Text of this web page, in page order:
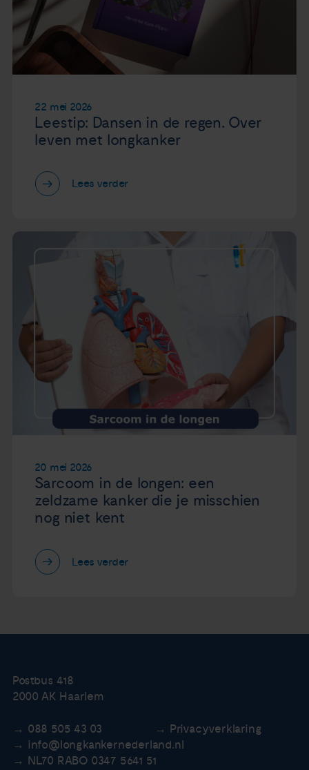
22 mei 2026
Leestip: Dansen in de regen. Over
leven met longkanker
Lees verder
20 mei 2026
Sarcoom in de longen: een
zeldzame kanker die je misschien
nog niet kent
Lees verder
Postbus 418
2000 AK Haarlem
088 505 43 03
Privacyverklaring
info@longkankernederland.nl
NL70 RABO 0347 5641 51